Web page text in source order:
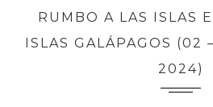
RUMBO A LAS ISLAS
ISLAS GALÁPAGOS (02
2024)